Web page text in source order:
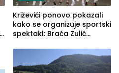
Križevići ponovo pokazali
kako se organizuje sportski
spektakl: Braća Zulić